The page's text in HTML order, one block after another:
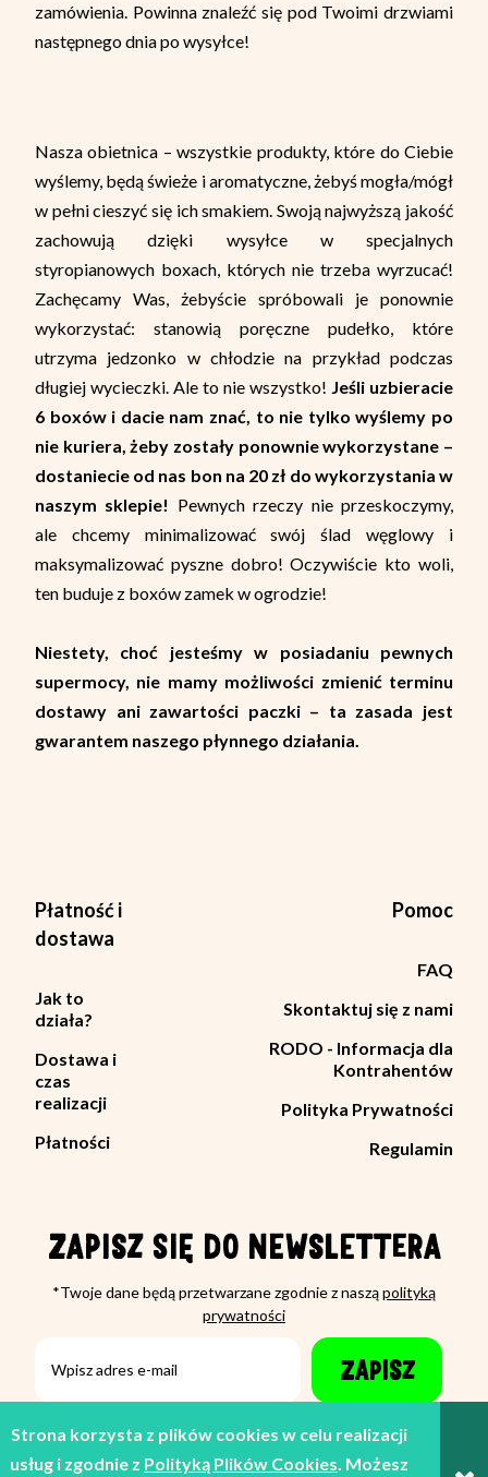
Strona korzysta z plików cookies w celu realizacji
usług i zgodnie z Polityką Plików Cookies. Możesz
zamówienia. Powinna znaleźć się pod Twoimi drzwiami
następnego dnia po wysyłce!
Nasza obietnica – wszystkie produkty, które do Ciebie
wyślemy, będą świeże i aromatyczne, żebyś mogła/mógł
w pełni cieszyć się ich smakiem. Swoją najwyższą jakość
zachowują dzięki wysyłce w specjalnych
styropianowych boxach, których nie trzeba wyrzucać!
Zachęcamy Was, żebyście spróbowali je ponownie
wykorzystać: stanowią poręczne pudełko, które
utrzyma jedzonko w chłodzie na przykład podczas
długiej wycieczki. Ale to nie wszystko! Jeśli uzbieracie
6 boxów i dacie nam znać, to nie tylko wyślemy po
nie kuriera, żeby zostały ponownie wykorzystane –
dostaniecie od nas bon na 20 zł do wykorzystania w
naszym sklepie! Pewnych rzeczy nie przeskoczymy,
ale chcemy minimalizować swój ślad węglowy i
maksymalizować pyszne dobro! Oczywiście kto woli,
ten buduje z boxów zamek w ogrodzie!
Niestety, choć jesteśmy w posiadaniu pewnych
supermocy, nie mamy możliwości zmienić terminu
dostawy ani zawartości paczki – ta zasada jest
gwarantem naszego płynnego działania.
Płatność i
dostawa
Jak to
działa?
Dostawa i
czas
realizacji
Płatności
Pomoc
FAQ
Skontaktuj się z nami
RODO - Informacja dla
Kontrahentów
Polityka Prywatności
Regulamin
ZAPISZ SIĘ DO NEWSLETTERA
*Twoje dane będą przetwarzane zgodnie z nasząpolityką
prywatności
ZAPISZ